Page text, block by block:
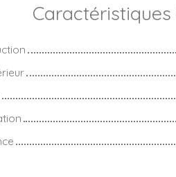
Caractéristiques